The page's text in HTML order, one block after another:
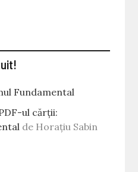
ul cărții:
de Horațiu Sabin